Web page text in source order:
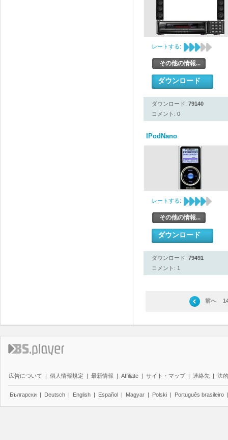
レートする:
その他の情報...
ダウンロード
ダウンロード: 79140
コメント: 0
IPodNano
レートする:
その他の情報...
ダウンロード
ダウンロード: 79491
コメント: 1
前へ
広告について | 個人情報規定 | 最新情報 | Affiliate | サイト・マップ | 連絡先 | 法
Български | Deutsch | English | Español | Magyar | Polski | Português brasileiro